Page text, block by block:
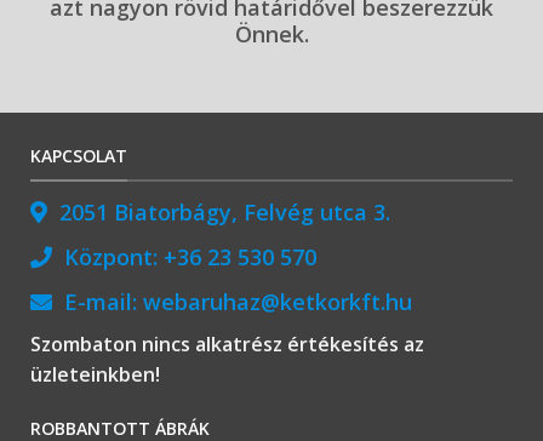
azt nagyon rövid határidővel beszerezzük
Önnek.
KAPCSOLAT
2051 Biatorbágy, Felvég utca 3.
Központ: +36 23 530 570
E-mail: webaruhaz@ketkorkft.hu
Szombaton nincs alkatrész értékesítés az
üzleteinkben!
ROBBANTOTT ÁBRÁK